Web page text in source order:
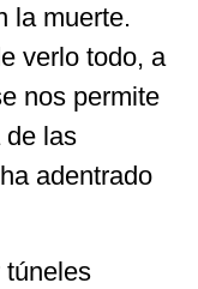
la muerte.
verlo todo, a
nos permite
de las
adentrado
túneles